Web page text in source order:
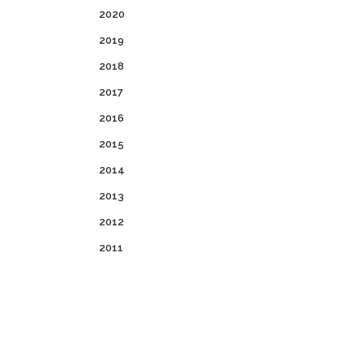
2020
2019
2018
2017
2016
2015
2014
2013
2012
2011